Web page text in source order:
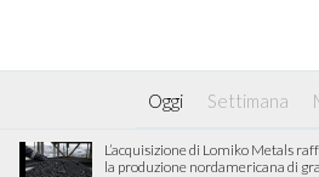
Oggi Settimana
L’acquisizione di Lomiko Metals
la produzione nordamericana di